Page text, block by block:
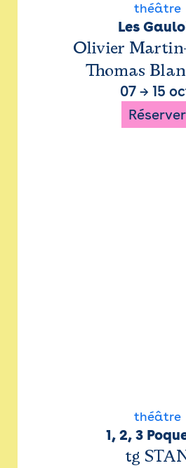
théâtre
Les
Olivier
Thomas
07→ 15
Réserver
théâtre
1, 2, 3
tg